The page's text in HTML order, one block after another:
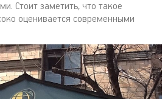
Стоит заметить, что такое
оценивается современными